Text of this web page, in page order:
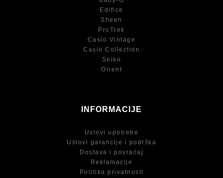
Edifice
Sheen
ProTrek
Casio Vintage
Casio Collection
Seiko
Orient
INFORMACIJE
Uslovi upotrebe
Uslovi garancije i podrška
Dostava i povraćaj
Reklamacije
Politika privatnosti